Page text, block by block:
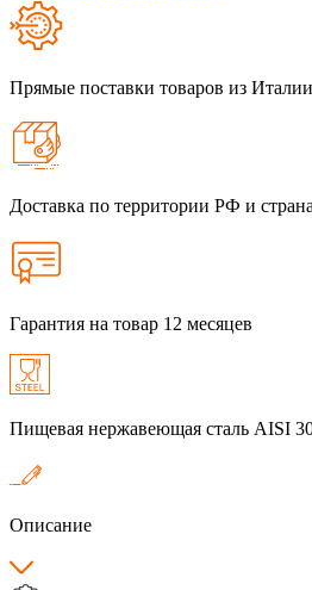
Прямые поставки товаров из Италии
Доставка по территории РФ и
Гарантия на товар 12 месяцев
Пищевая нержавеющая сталь AISI
Описание